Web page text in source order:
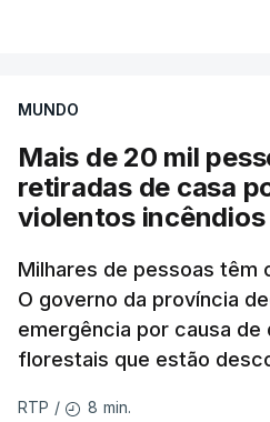
MUNDO
Mais de 20 mil
retiradas de casa
violentos incêndios
Milhares de pessoas têm
O governo da província
emergência por causa de
florestais que estão
RTP / 8 min.